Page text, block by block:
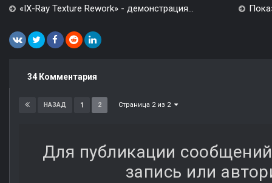
«IX-Ray Texture Rework» - демонстрация...
34 Комментария
НАЗАД 1 2 Страница 2 из 2
Для публикации
запись или